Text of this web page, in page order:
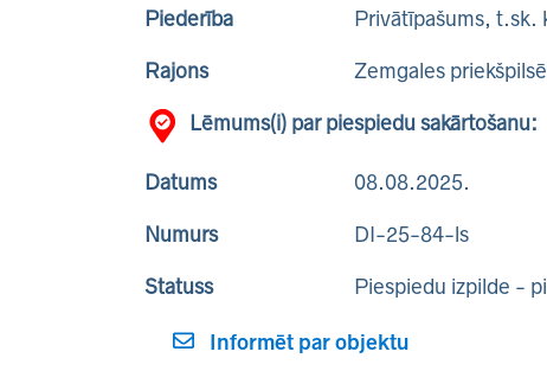
Piederība Privātīpašums, t.sk.
Rajons Zemgales
Lēmums(i) par piespiedu sakārtošanu:
Datums 08.08.2025.
Numurs DI-25-84-ls
Statuss Piespiedu izpilde -
Informēt par objektu